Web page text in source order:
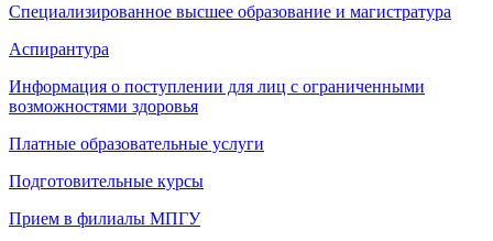
Специализированное высшее образование и магистратура
Аспирантура
Информация о поступлении для лиц с ограниченными
возможностями здоровья
Платные образовательные услуги
Подготовительные курсы
Прием в филиалы МПГУ